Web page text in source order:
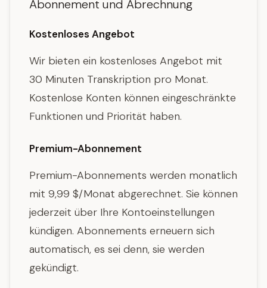
Abonnement und Abrechnung
Kostenloses Angebot
Wir bieten ein kostenloses Angebot mit
30 Minuten Transkription pro Monat.
Kostenlose Konten können eingeschränkte
Funktionen und Priorität haben.
Premium-Abonnement
Premium-Abonnements werden monatlich
mit 9,99 $/Monat abgerechnet. Sie können
jederzeit über Ihre Kontoeinstellungen
kündigen. Abonnements erneuern sich
automatisch, es sei denn, sie werden
gekündigt.